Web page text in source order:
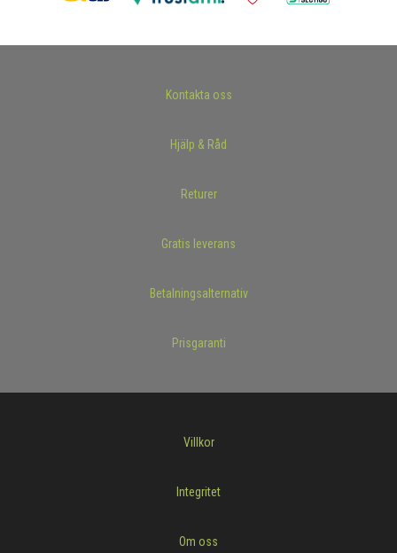
Kontakta oss
Hjälp & Råd
Returer
Gratis leverans
Betalningsalternativ
Prisgaranti
Villkor
Integritet
Om oss